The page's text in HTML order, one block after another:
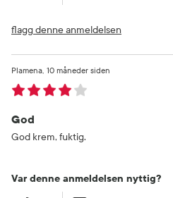
flagg denne anmeldelsen
God
10 måneder siden
Plamena
God krem, fuktig.
Var denne anmeldelsen nyttig?